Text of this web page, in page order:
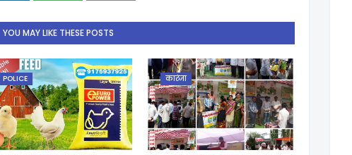
YOU MAY LIKE THESE POSTS
POLICE कारंजा